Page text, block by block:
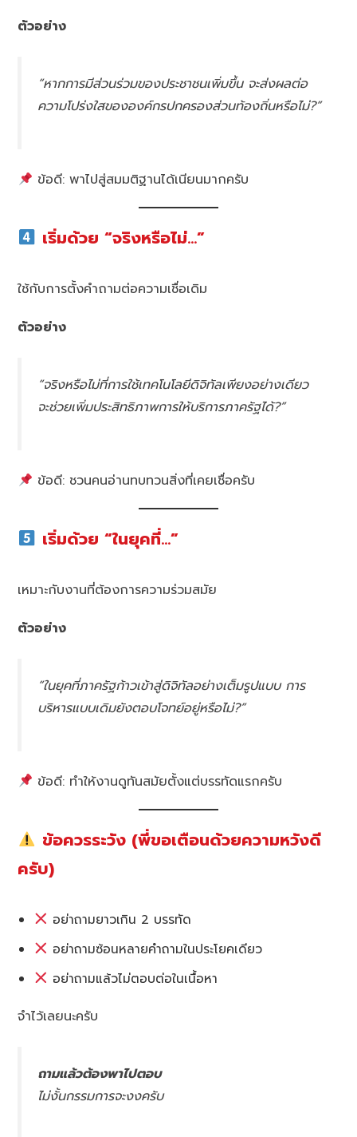
ตัวอย่าง
“หากการมีส่วนร่วมของประชาชนเพิ่มขึ้น จะส่งผลต่อ
ความโปร่งใสขององค์กรปกครองส่วนท้องถิ่นหรือไม่?”
ข้อดี: พาไปสู่สมมติฐานได้เนียนมากครับ
เริ่มด้วย “จริงหรือไม่…”
ใช้กับการตั้งคำถามต่อความเชื่อเดิม
ตัวอย่าง
“จริงหรือไม่ที่การใช้เทคโนโลยีดิจิทัลเพียงอย่างเดียว
จะช่วยเพิ่มประสิทธิภาพการให้บริการภาครัฐได้?”
ข้อดี: ชวนคนอ่านทบทวนสิ่งที่เคยเชื่อครับ
เริ่มด้วย “ในยุคที่…”
เหมาะกับงานที่ต้องการความร่วมสมัย
ตัวอย่าง
“ในยุคที่ภาครัฐก้าวเข้าสู่ดิจิทัลอย่างเต็มรูปแบบ การ
บริหารแบบเดิมยังตอบโจทย์อยู่หรือไม่?”
ข้อดี: ทำให้งานดูทันสมัยตั้งแต่บรรทัดแรกครับ
ข้อควรระวัง (พี่ขอเตือนด้วยความหวังดี
ครับ)
อย่าถามยาวเกิน 2 บรรทัด
อย่าถามซ้อนหลายคำถามในประโยคเดียว
อย่าถามแล้วไม่ตอบต่อในเนื้อหา
จำไว้เลยนะครับ
ถามแล้วต้องพาไปตอบ
ไม่งั้นกรรมการจะงงครับ